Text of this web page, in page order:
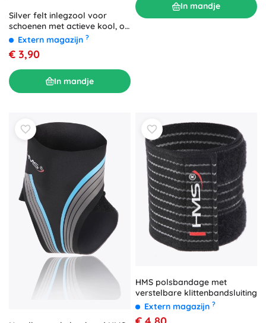
Silver felt inlegzool voor
schoenen met actieve kool, op
maat te knippen 35–45
Extern magazijn ?
€ 3,90
In mandje
In mandje
HMS polsbandage met
verstelbare klittenbandsluiting
Extern magazijn ?